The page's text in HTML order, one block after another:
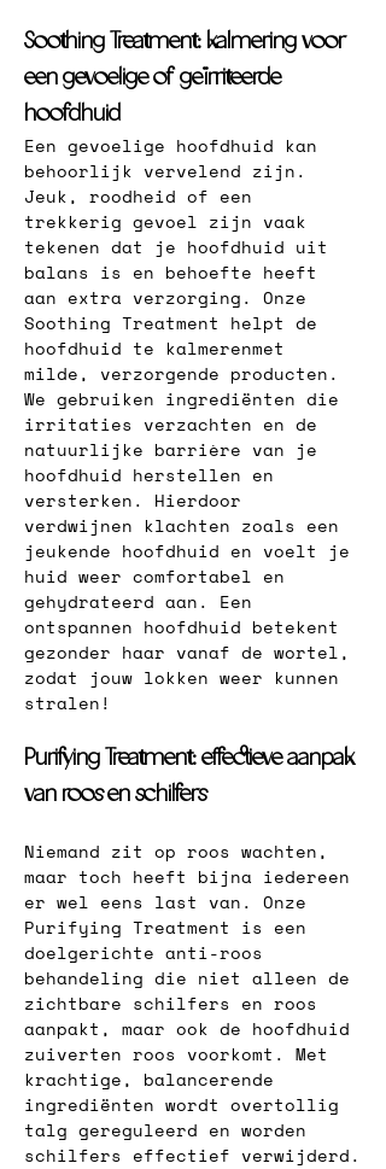
Soothing Treatment: kalmering voor
een gevoelige of geïrriteerde
hoofdhuid
Een gevoelige hoofdhuid kan
behoorlijk vervelend zijn.
Jeuk, roodheid of een
trekkerig gevoel zijn vaak
tekenen dat je hoofdhuid uit
balans is en behoefte heeft
aan extra verzorging. Onze
Soothing Treatment helpt de
hoofdhuid te kalmerenmet
milde, verzorgende producten.
We gebruiken ingrediënten die
irritaties verzachten en de
natuurlijke barrière van je
hoofdhuid herstellen en
versterken. Hierdoor
verdwijnen klachten zoals een
jeukende hoofdhuid en voelt je
huid weer comfortabel en
gehydrateerd aan. Een
ontspannen hoofdhuid betekent
gezonder haar vanaf de wortel,
zodat jouw lokken weer kunnen
stralen!
Purifying Treatment: effectieve aanpak
van roos en schilfers
Niemand zit op roos wachten,
maar toch heeft bijna iedereen
er wel eens last van. Onze
Purifying Treatment is een
doelgerichte anti-roos
behandeling die niet alleen de
zichtbare schilfers en roos
aanpakt, maar ook de hoofdhuid
zuiverten roos voorkomt. Met
krachtige, balancerende
ingrediënten wordt overtollig
talg gereguleerd en worden
schilfers effectief verwijderd.